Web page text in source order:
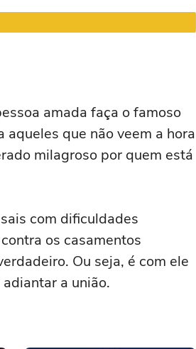
amada faça o famoso
aqueles que não veem a hora
milagroso por quem está
com dificuldades
os casamentos
Ou seja, é com ele
a união.